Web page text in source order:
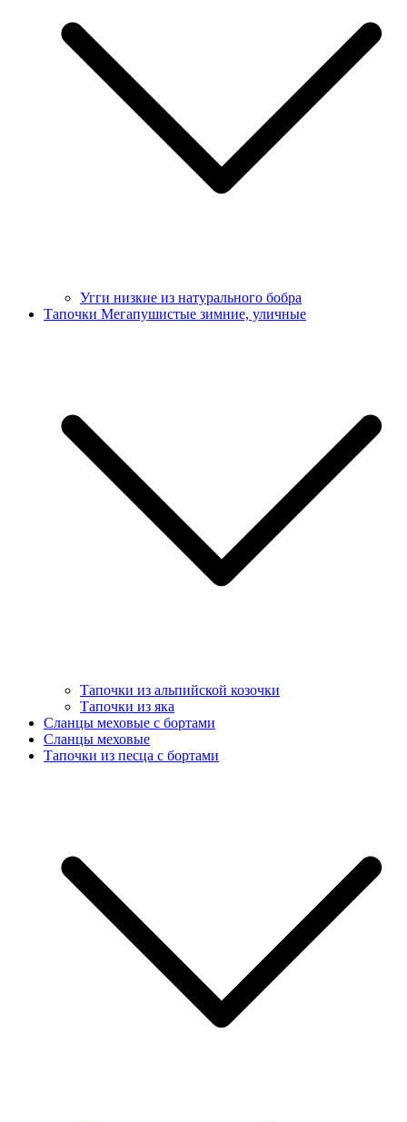
Угги низкие из натурального бобра
Тапочки Мегапушистые зимние, уличные
Тапочки из альпийской козочки
Тапочки из яка
Сланцы меховые с бортами
Сланцы меховые
Тапочки из песца с бортами